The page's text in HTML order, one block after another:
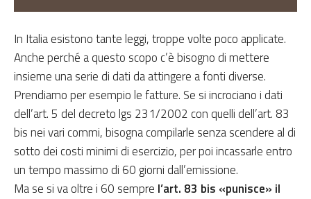
In Italia esistono tante leggi, troppe volte poco applicate.
Anche perché a questo scopo c’è bisogno di mettere
insieme una serie di dati da attingere a fonti diverse.
Prendiamo per esempio le fatture. Se si incrociano i dati
dell’art. 5 del decreto lgs 231/2002 con quelli dell’art. 83
bis nei vari commi, bisogna compilarle senza scendere al di
sotto dei costi minimi di esercizio, per poi incassarle entro
un tempo massimo di 60 giorni dall’emissione.
Ma se si va oltre i 60 sempre l’art. 83 bis «punisce» il